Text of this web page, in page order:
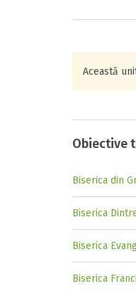
Această
Obiective
Biserica din
Biserica
Biserica
Biserica